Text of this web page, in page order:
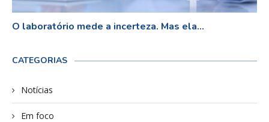
O laboratório mede a incerteza. Mas ela...
CATEGORIAS
Notícias
Em foco